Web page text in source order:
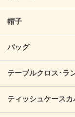
帽子
バッグ
テーブルクロス･ラ
ティッシュケースカ